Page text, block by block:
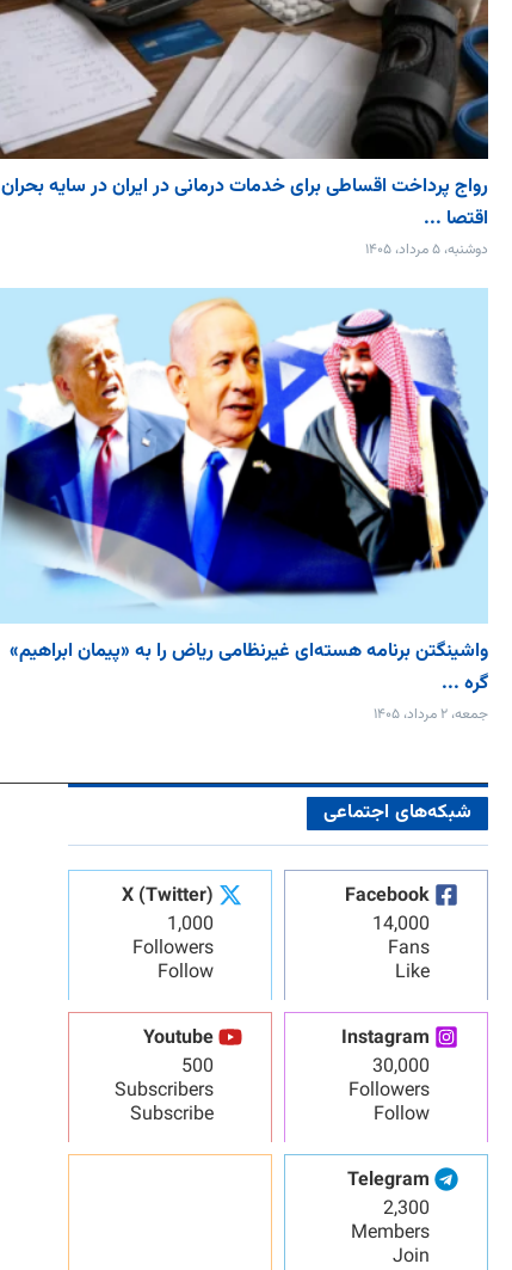
رواج پرداخت اقساطی برای خدمات درمانی در ایران در سایه بحران
اقتصا ...
دوشنبه، ۵ مرداد، ۱۴۰۵
واشینگتن برنامه هسته‌ای غیرنظامی ریاض را به «پیمان‌ ابراهیم»
گره ...
جمعه، ۲ مرداد، ۱۴۰۵
شبکه‌های اجتماعی
Facebook
14,000
Fans
Like
X (Twitter)
1,000
Followers
Follow
Instagram
30,000
Followers
Follow
Youtube
500
Subscribers
Subscribe
Telegram
2,300
Members
Join